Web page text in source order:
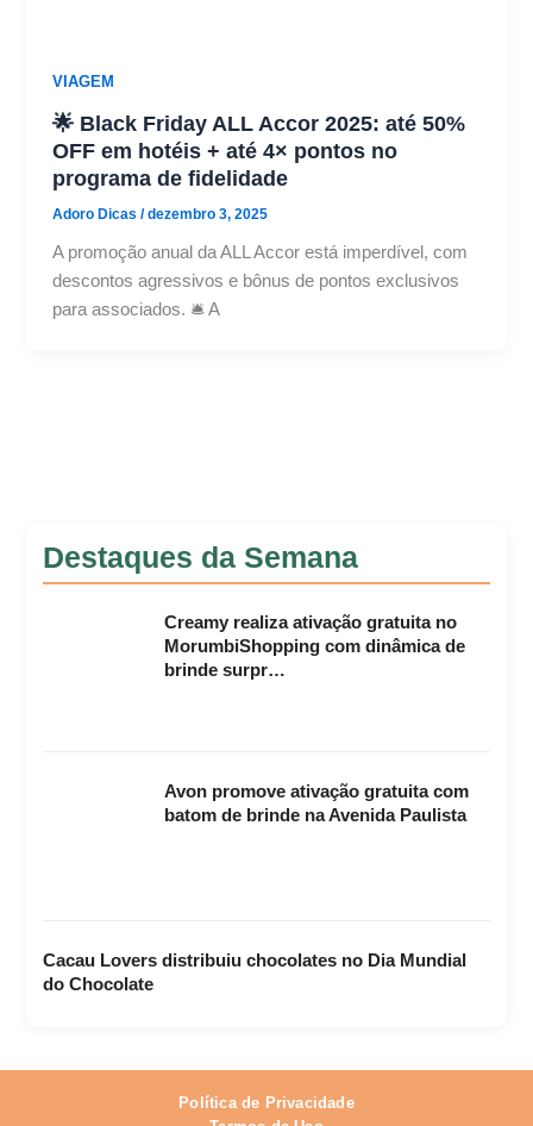
VIAGEM
🌟 Black Friday ALL Accor 2025: até 50%
OFF em hotéis + até 4× pontos no
programa de fidelidade
Adoro Dicas/dezembro 3, 2025
A promoção anual da ALL Accor está imperdível, com
descontos agressivos e bônus de pontos exclusivos
para associados. 🛎️ A
Destaques da Semana
Creamy realiza ativação gratuita no
MorumbiShopping com dinâmica de
brinde surpr…
Avon promove ativação gratuita com
batom de brinde na Avenida Paulista
Cacau Lovers distribuiu chocolates no Dia Mundial
do Chocolate
Política de Privacidade